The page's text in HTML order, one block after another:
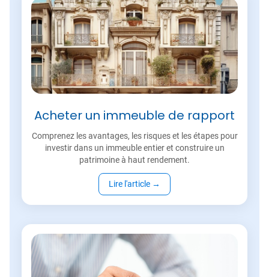
Acheter un immeuble de rapport
Comprenez les avantages, les risques et les étapes pour
investir dans un immeuble entier et construire un
patrimoine à haut rendement.
Lire l'article →